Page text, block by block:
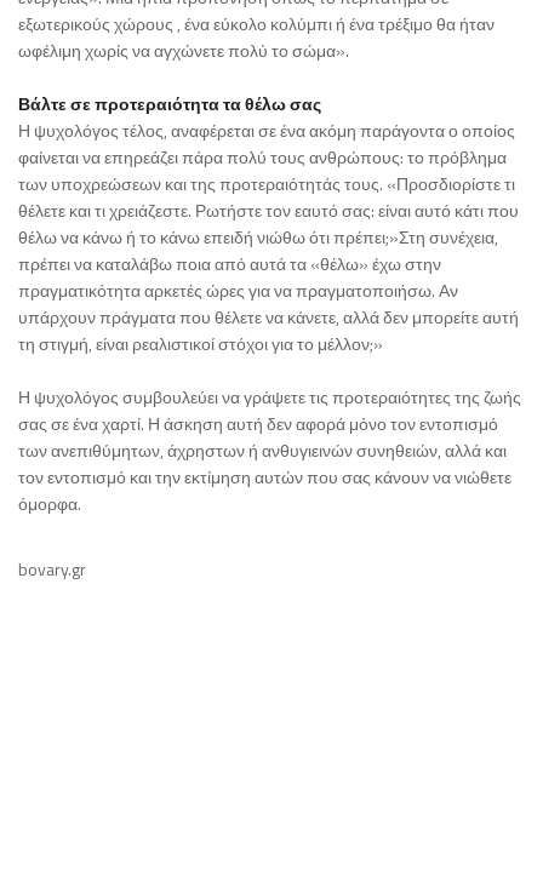
εξωτερικούς χώρους , ένα εύκολο κολύμπι ή ένα τρέξιμο θα ήταν
ωφέλιμη χωρίς να αγχώνετε πολύ το σώμα».
Βάλτε σε προτεραιότητα τα θέλω σας
Η ψυχολόγος τέλος, αναφέρεται σε ένα ακόμη παράγοντα ο οποίος
φαίνεται να επηρεάζει πάρα πολύ τους ανθρώπους: το πρόβλημα
των υποχρεώσεων και της προτεραιότητάς τους. «Προσδιορίστε τι
θέλετε και τι χρειάζεστε. Ρωτήστε τον εαυτό σας: είναι αυτό κάτι που
θέλω να κάνω ή το κάνω επειδή νιώθω ότι πρέπει;»Στη συνέχεια,
πρέπει να καταλάβω ποια από αυτά τα «θέλω» έχω στην
πραγματικότητα αρκετές ώρες για να πραγματοποιήσω. Αν
υπάρχουν πράγματα που θέλετε να κάνετε, αλλά δεν μπορείτε αυτή
τη στιγμή, είναι ρεαλιστικοί στόχοι για το μέλλον;»
Η ψυχολόγος συμβουλεύει να γράψετε τις προτεραιότητες της ζωής
σας σε ένα χαρτί. Η άσκηση αυτή δεν αφορά μόνο τον εντοπισμό
των ανεπιθύμητων, άχρηστων ή ανθυγιεινών συνηθειών, αλλά και
τον εντοπισμό και την εκτίμηση αυτών που σας κάνουν να νιώθετε
όμορφα.
bovary.gr